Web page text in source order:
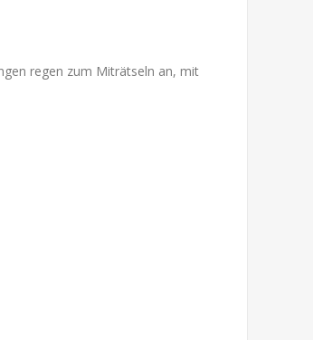
regen zum Miträtseln an, mit